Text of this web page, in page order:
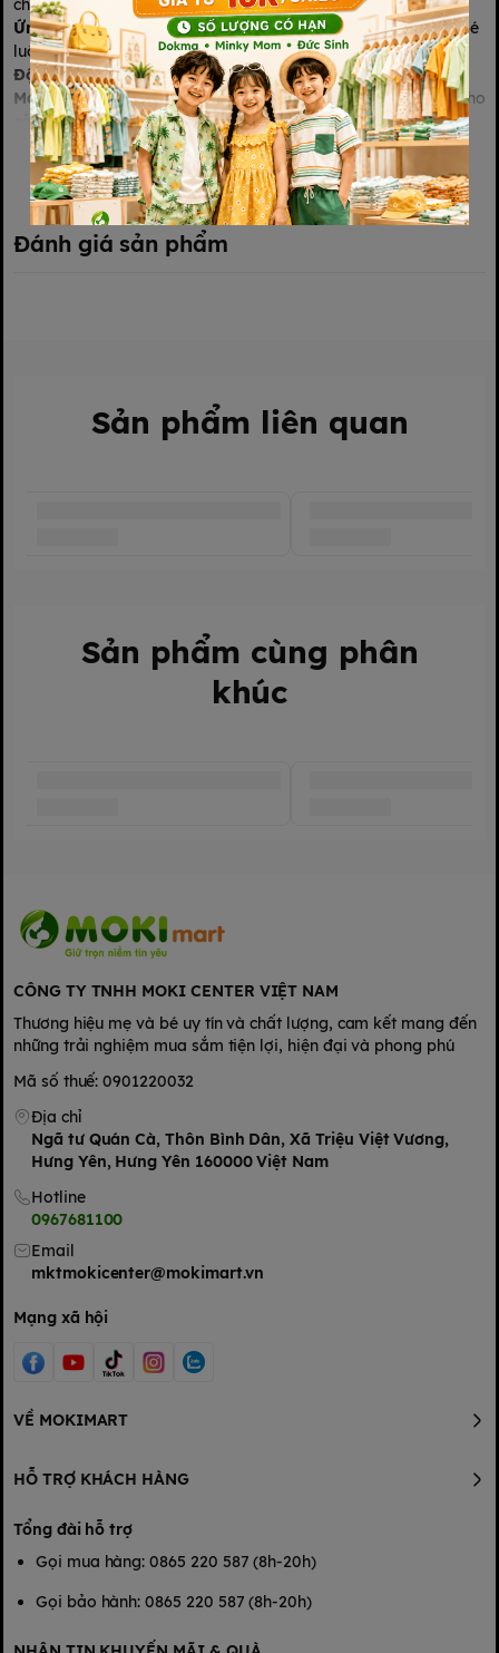
cho bé mà không làm bé lạnh.
Ứng dụng: Giữ ấm cho bé trong những ngày thu đông, giúp bé
luôn thoải mái và dễ chịu.
Độ tuổi sử dụng: Phù hợp cho bé từ sơ sinh đến 3 tháng tuổi.
Màu sắc: Đa dạng màu sắc như hồng, xanh, trắng, phù hợp cho
cả bé trai và bé gái.
Xem thêm
Đánh giá sản phẩm
Sản phẩm liên quan
Sản phẩm cùng phân
khúc
CÔNG TY TNHH MOKI CENTER VIỆT NAM
Thương hiệu mẹ và bé uy tín và chất lượng, cam kết mang đến
những trải nghiệm mua sắm tiện lợi, hiện đại và phong phú
Mã số thuế: 0901220032
Địa chỉ
Ngã tư Quán Cà, Thôn Bình Dân, Xã Triệu Việt Vương,
Hưng Yên, Hưng Yên 160000 Việt Nam
Hotline
0967681100
Email
mktmokicenter@mokimart.vn
Mạng xã hội
VỀ MOKIMART
HỖ TRỢ KHÁCH HÀNG
Tổng đài hỗ trợ
Gọi mua hàng: 0865 220 587 (8h-20h)
Gọi bảo hành: 0865 220 587 (8h-20h)